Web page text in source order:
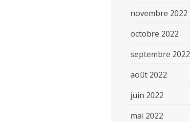
novembre 2022
octobre 2022
septembre 2022
août 2022
juin 2022
mai 2022